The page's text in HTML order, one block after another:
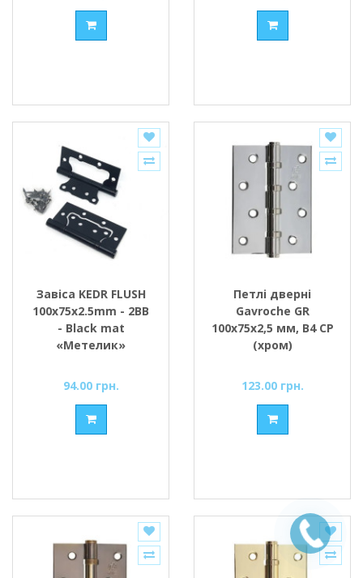
Завіса KEDR FLUSH
100x75x2.5mm - 2BB
- Black mat
«Метелик»
94.00 грн.
Петлі дверні
Gavroche GR
100x75x2,5 мм, B4 CP
(хром)
123.00 грн.